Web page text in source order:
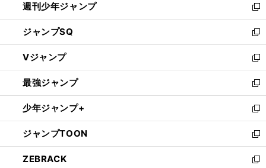
く
週刊少年ジャンプ
新
し
い
ウ
ィ
ン
ド
ウ
で
開
く
ジャンプSQ
新
し
い
ウ
ィ
ン
ド
ウ
で
開
く
Vジャンプ
新
し
い
ウ
ィ
ン
ド
ウ
で
最強ジャンプ
新
し
い
ウ
ィ
ン
ド
少年ジャンプ+
新
し
い
ウ
ィ
ジャンプTOON
新
し
い
ZEBRACK
新